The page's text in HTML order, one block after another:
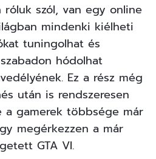
szól, van egy online
mindenki kiélheti
tuningolhat és
hódolhat
Ez a rész még
után is rendszeresen
a gamerek többsége már
megérkezzen a már
GTA VI.